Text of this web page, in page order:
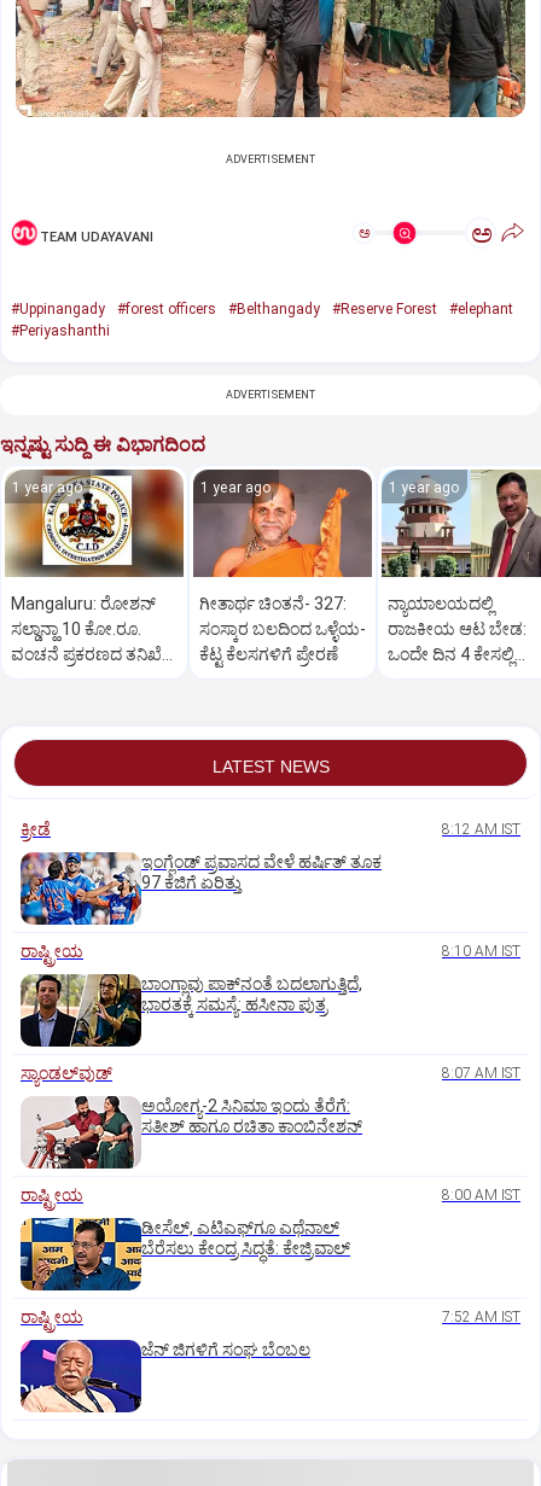
ADVERTISEMENT
TEAM UDAYAVANI ಅ ಅ
#Uppinangady #forest officers #Belthangady #Reserve Forest
#elephant
#Periyashanthi
ADVERTISEMENT
ಇನ್ನಷ್ಟು ಸುದ್ದಿ ಈ ವಿಭಾಗದಿಂದ
1 year ago
Mangaluru: ರೋಶನ್‌
ಸಲ್ಡಾನ್ಹಾ 10 ಕೋ.ರೂ.
ವಂಚನೆ ಪ್ರಕರಣದ ತನಿಖೆ
1 year ago
ಗೀತಾರ್ಥ ಚಿಂತನೆ- 327:
ಸಂಸ್ಕಾರ ಬಲದಿಂದ ಒಳ್ಳೆಯ-
ಕೆಟ್ಟ ಕೆಲಸಗಳಿಗೆ ಪ್ರೇರಣೆ
1 year ago
ನ್ಯಾಯಾಲಯದಲ್ಲಿ
ರಾಜಕೀಯ ಆಟ ಬೇಡ:
ಒಂದೇ ದಿನ 4 ಕೇಸಲ್ಲಿ
LATEST NEWS
ಕ್ರೀಡೆ 8:12 AM IST
ಇಂಗ್ಲೆಂಡ್‌ ಪ್ರವಾಸದ ವೇಳೆ ಹರ್ಷಿತ್‌ ತೂಕ
97 ಕೆಜಿಗೆ ಏರಿತ್ತು
ರಾಷ್ಟ್ರೀಯ 8:10 AM IST
ಬಾಂಗ್ಲಾವು ಪಾಕ್‌ನಂತೆ ಬದಲಾಗುತ್ತಿದೆ,
ಭಾರತಕ್ಕೆ ಸಮಸ್ಯೆ: ಹಸೀನಾ ಪುತ್ರ
ಸ್ಯಾಂಡಲ್‌ವುಡ್‌ 8:07 AM IST
ಅಯೋಗ್ಯ-2 ಸಿನಿಮಾ ಇಂದು ತೆರೆಗೆ:
ಸತೀಶ್‌ ಹಾಗೂ ರಚಿತಾ ಕಾಂಬಿನೇಶನ್‌
ರಾಷ್ಟ್ರೀಯ 8:00 AM IST
ಡೀಸೆಲ್‌, ಎಟಿಎಫ್‌ಗೂ ಎಥೆನಾಲ್‌
ಬೆರೆಸಲು ಕೇಂದ್ರ ಸಿದ್ಧತೆ: ಕೇಜ್ರಿವಾಲ್‌
ರಾಷ್ಟ್ರೀಯ 7:52 AM IST
ಜೆನ್‌ ಜಿಗಳಿಗೆ ಸಂಘ ಬೆಂಬಲ